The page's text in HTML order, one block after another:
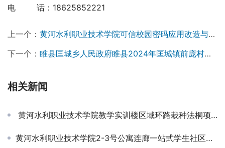
电　 　 话：18625852221
上一个： 黄河水利职业技术学院可信校园密码应用改造与对接项目竞争性磋商公告
下一个： 睢县匡城乡人民政府睢县2024年匡城镇前庞村委道路建设项目-竞争性磋商公告
相关新闻
黄河水利职业技术学院教学实训楼区域环路栽种法桐项目成交公告￼
黄河水利职业技术学院2-3号公寓连廊一站式学生社区活动中心改造项目竞争性磋商公告￼